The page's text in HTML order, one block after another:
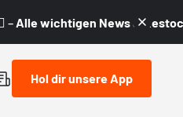
– Alle wichtigen News &
Hol dir unsere App